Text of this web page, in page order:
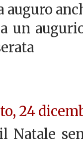
auguro
un
24
Natale